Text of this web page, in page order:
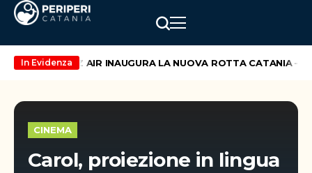
In EvidenzaWIZZ AIR INAUGURA LA NUOVA ROTTA CATANIA –
CINEMA
Carol, proiezione in lingua